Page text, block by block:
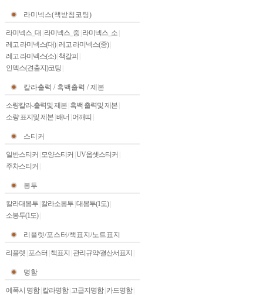
라미넥스(책받침코팅)
라미넥스_대 라미넥스_중 라미넥스_소
레고 라미넥스(대)| 레고 라미넥스(중)|
레고 라미넥스(소)| 책갈피
인덱스(견출지)코팅
칼라출력 / 흑백출력 / 제본
소량칼라-출력및 제본 흑백 출력및 제본
소량 표지및 제본 배너 어깨띠
스티커
일반스티커 모양스티커 UV옵셋스티커
주차스티커
봉투
칼라대봉투 칼라소봉투 대봉투(1도)|
소봉투(1도)|
리플렛/포스터/책표지/노트표지
리플렛 포스터 책표지 관리규약/결산서표지
명함
에폭시 명함| 칼라명함| 고급지명함| 카드명함|